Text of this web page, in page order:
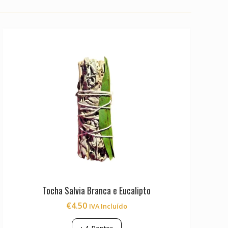
Tocha Salvia Branca e Eucalipto
€4.50 IVA Incluído